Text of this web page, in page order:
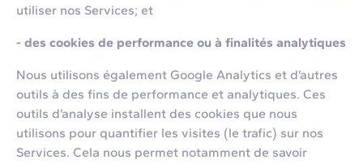
utiliser nos Services; et
- des cookies de performance ou à finalités analytiques
Nous utilisons également Google Analytics et d’autres
outils à des fins de performance et analytiques. Ces
outils d’analyse installent des cookies que nous
utilisons pour quantifier les visites (le trafic) sur nos
Services. Cela nous permet notamment de savoir